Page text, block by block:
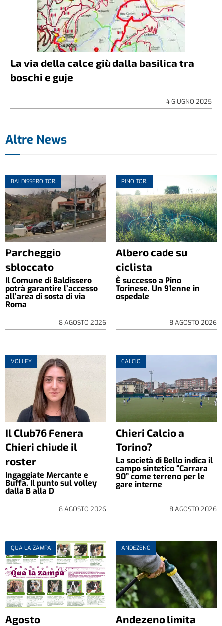
La via della calce giù dalla basilica tra
boschi e guje
4 GIUGNO 2025
Altre News
BALDISSERO TOR.
Parcheggio
sbloccato
Il Comune di Baldissero
potrà garantire l’accesso
all’area di sosta di via
Roma
8 AGOSTO 2026
PINO TOR.
Albero cade su
ciclista
È successo a Pino
Torinese. Un 91enne in
ospedale
8 AGOSTO 2026
VOLLEY
Il Club76 Fenera
Chieri chiude il
roster
Ingaggiate Mercante e
Buffa. Il punto sul volley
dalla B alla D
8 AGOSTO 2026
CALCIO
Chieri Calcio a
Torino?
La società di Bello indica il
campo sintetico “Carrara
90” come terreno per le
gare interne
8 AGOSTO 2026
QUA LA ZAMPA
Agosto
ANDEZENO
Andezeno limita